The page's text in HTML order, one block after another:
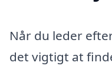
Når du leder
det vigtigt at